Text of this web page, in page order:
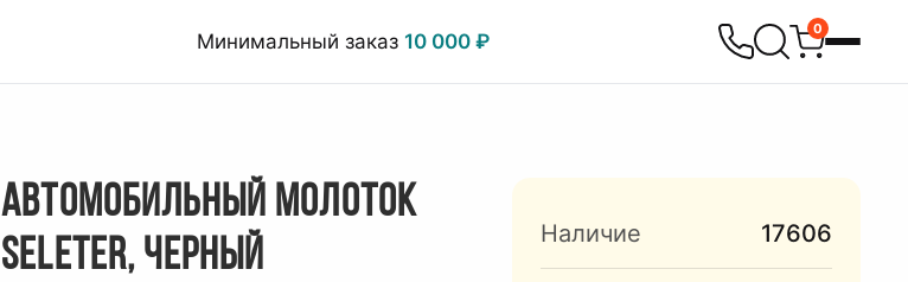
Минимальный заказ 10 000 ₽
0
АВТОМОБИЛЬНЫЙ МОЛОТОК
SELETER, ЧЕРНЫЙ
Наличие 17606